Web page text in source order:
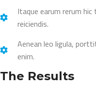
Itaque earum rerum
reiciendis.
Aenean leo ligula,
enim.
The Results